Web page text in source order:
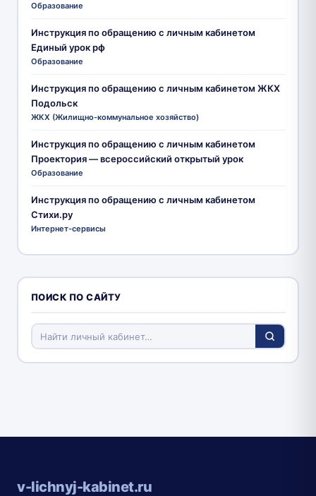
Образование
Инструкция по обращению с личным кабинетом
Единый урок рф
Образование
Инструкция по обращению с личным кабинетом ЖКХ
Подольск
ЖКХ (Жилищно-коммунальное хозяйство)
Инструкция по обращению с личным кабинетом
Проектория — всероссийский открытый урок
Образование
Инструкция по обращению с личным кабинетом
Стихи.ру
Интернет-сервисы
ПОИСК ПО САЙТУ
v-lichnyj-kabinet.ru